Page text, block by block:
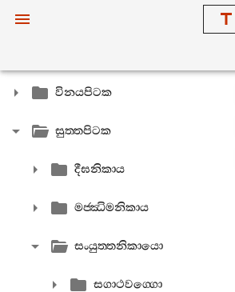
විනයපිටක
සුත‍්තපිටක
දීඝනිකාය
මජ‍්ඣිමනිකාය
සංයුත‍්තනිකායො
සගාථවග‍්ගො